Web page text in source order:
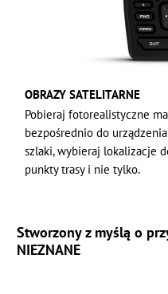
OBRAZY SATELITARNE
Pobieraj fotorealistyczne
bezpośrednio do
szlaki, wybieraj lokalizacje
punkty trasy i nie tylko.
Stworzony z myślą o
NIEZNANE